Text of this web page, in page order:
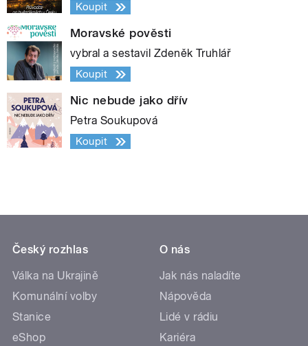
Koupit
Moravské pověsti
vybral a sestavil Zdeněk Truhlář
Koupit
Nic nebude jako dřív
Petra Soukupová
Koupit
Český rozhlas
Válka na Ukrajině
Komunální volby
Stanice
eShop
O nás
Jak nás naladíte
Nápověda
Lidé v rádiu
Kariéra